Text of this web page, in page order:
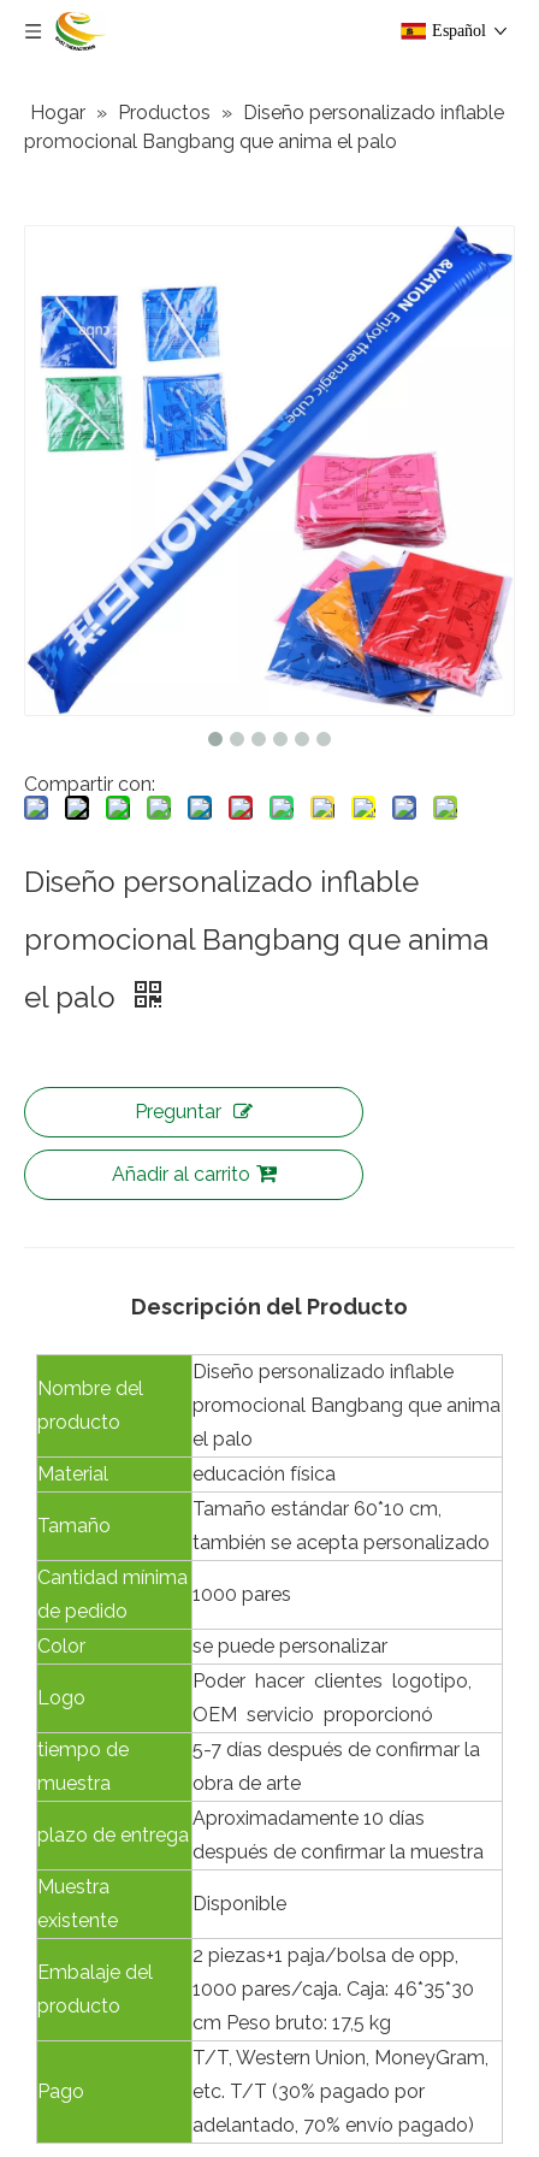
Español
Hogar » Productos » Diseño personalizado inflable
promocional Bangbang que anima el palo
Compartir con:
Diseño personalizado inflable
promocional Bangbang que anima
el palo
Preguntar
Añadir al carrito
Descripción del Producto
Nombre del
producto
Diseño personalizado inflable
promocional Bangbang que anima
el palo
Material
educación física
Tamaño
Tamaño estándar 60*10 cm,
también se acepta personalizado
Cantidad mínima
de pedido
1000 pares
Color se puede personalizar
Logo
Poder hacer clientes logotipo,
OEM servicio proporcionó
tiempo de
muestra
5-7 días después de confirmar la
obra de arte
plazo de entrega
Aproximadamente 10 días
después de confirmar la muestra
Muestra
existente
Disponible
Embalaje del
producto
2 piezas+1 paja/bolsa de opp,
1000 pares/caja. Caja: 46*35*30
cm Peso bruto: 17,5 kg
Pago
T/T, Western Union, MoneyGram,
etc. T/T (30% pagado por
adelantado, 70% envío pagado)